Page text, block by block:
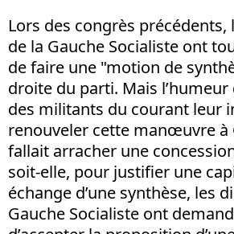
Lors des congrès précédents,
de la Gauche Socialiste ont
de faire une "motion de
droite du parti. Mais
des militants du courant leur
renouveler cette manœuvre à
fallait arracher une
soit-elle, pour justifier une
échange d’une synthèse, les
Gauche Socialiste ont